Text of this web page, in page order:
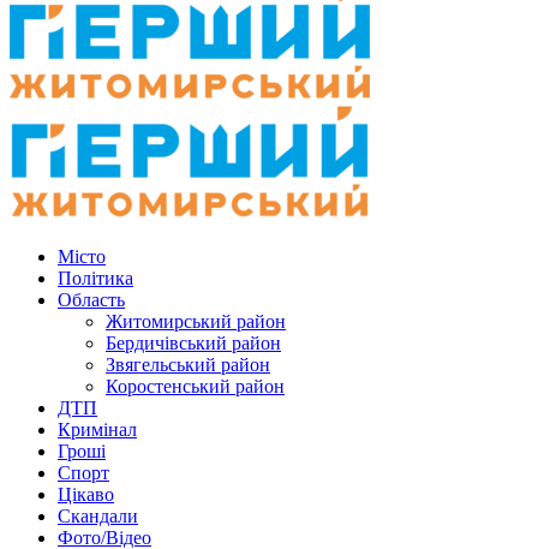
Місто
Політика
Область
Житомирський район
Бердичівський район
Звягельський район
Коростенський район
ДТП
Кримінал
Гроші
Спорт
Цікаво
Скандали
Фото/Відео